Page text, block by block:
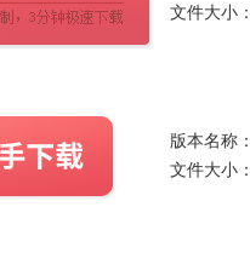
文件大小：
版本名称：
文件大小：